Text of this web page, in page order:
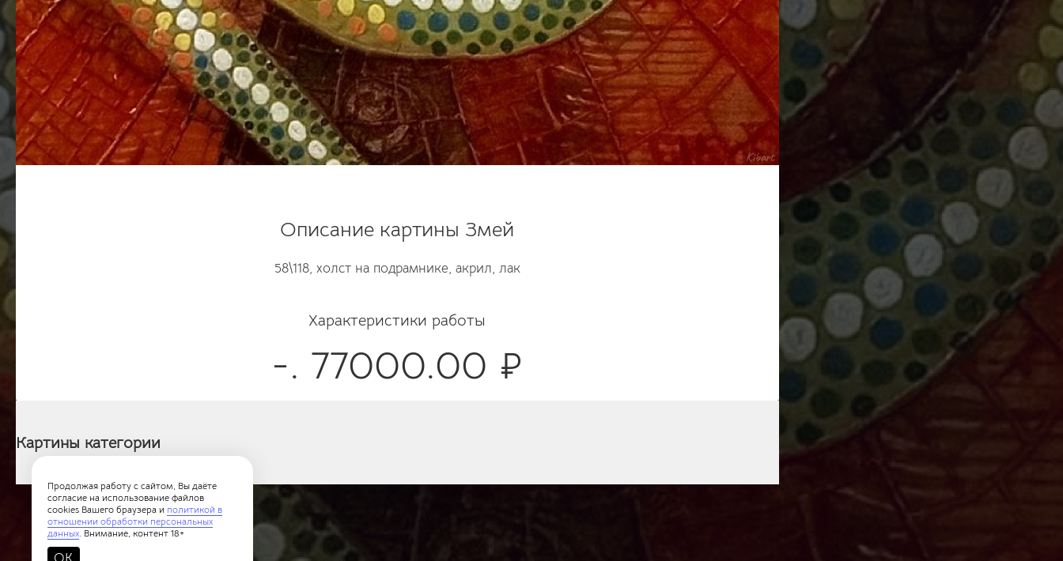
Описание картины Змей
58\118, холст на подрамнике, акрил, лак
Характеристики работы
-. 77000.00 ₽
Картины категории
Продолжая работу с сайтом, Вы даёте
согласие на использование файлов
cookies Вашего браузера и политикой в
отношении обработки персональных
данных. Внимание, контент 18+